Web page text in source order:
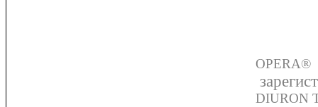
OPERA®
DIURON